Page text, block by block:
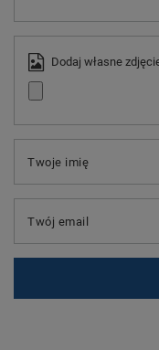
Dodaj własne
Twoje imię
Twój email